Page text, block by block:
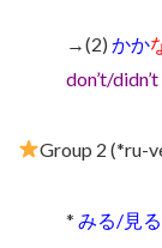
→(2) かか
don’t/
Group 2 (*ru-
* みる/見る